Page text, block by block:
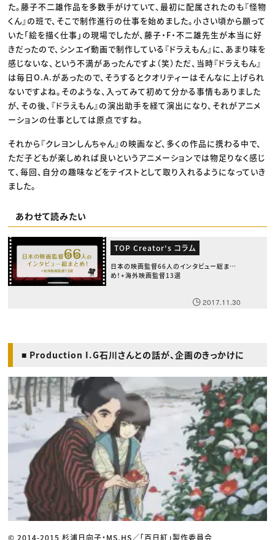
た。藤子不二雄作品を多数手がけていて、最初に配属されたのも『怪物
くん』の班で、そこで制作進行の仕事を始めました。小さい頃から願って
いた「絵を描く仕事」の現場でしたが、藤子・F・不二雄先生が本当に好
きだったので、シンエイ動画で制作している『ドラえもん』に、あまり味を
感じないな、という不満があったんですよ（笑）ただ、当時『ドラえもん』
は毎日O.A.があったので、そうするとクオリティーはそんなに上げられ
ないですよね。そのような、入ってみて初めて分かる事情もありました
が、その後、『ドラえもん』の演出助手を経て演出になり、それがアニメ
ーションの仕事としては原点ですね。
それから『クレヨンしんちゃん』の映画など、多くの作品に携わる中で、
ただ子どもが楽しめれば良いというアニメーションでは物足りなく感じ
て、毎回、自分の趣味などをテイストとして取り入れるようになっていき
ました。
あわせて読みたい
TOP Creator's コラム
日本の映画監督66人のインタビュー総まと
め！+海外映画監督13選
2017.11.30
■ Production I.G石川さんとの話が、企画のきっかけに
© 2014-2015 杉浦日向子・MS.HS／「百日紅」製作委員会